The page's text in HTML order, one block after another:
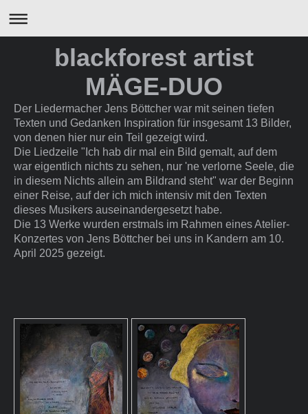
blackforest artist
MÄGE-DUO
Der Liedermacher Jens Böttcher war mit seinen tiefen
Texten und Gedanken Inspiration für insgesamt 13 Bilder,
von denen hier nur ein Teil gezeigt wird.
Die Liedzeile "Ich hab dir mal ein Bild gemalt, auf dem
war eigentlich nichts zu sehen, nur 'ne verlorne Seele, die
in diesem Nichts allein am Bildrand steht" war der Beginn
einer Reise, auf der ich mich intensiv mit den Texten
dieses Musikers auseinandergesetzt habe.
Die 13 Werke wurden erstmals im Rahmen eines Atelier-
Konzertes von Jens Böttcher bei uns in Kandern am 10.
April 2025 gezeigt.